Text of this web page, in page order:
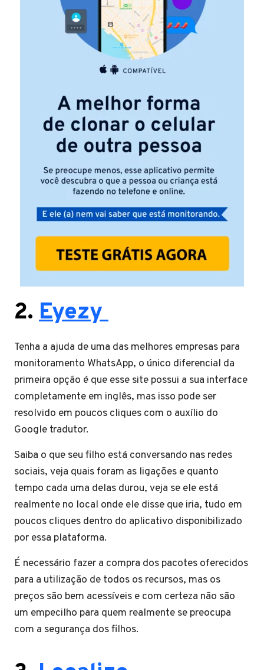
2. Eyezy
Tenha a ajuda de uma das melhores empresas para
monitoramento WhatsApp, o único diferencial da
primeira opção é que esse site possui a sua interface
completamente em inglês, mas isso pode ser
resolvido em poucos cliques com o auxílio do
Google tradutor.
Saiba o que seu filho está conversando nas redes
sociais, veja quais foram as ligações e quanto
tempo cada uma delas durou, veja se ele está
realmente no local onde ele disse que iria, tudo em
poucos cliques dentro do aplicativo disponibilizado
por essa plataforma.
É necessário fazer a compra dos pacotes oferecidos
para a utilização de todos os recursos, mas os
preços são bem acessíveis e com certeza não são
um empecilho para quem realmente se preocupa
com a segurança dos filhos.